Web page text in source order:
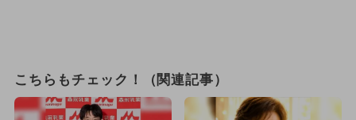
こちらもチェック！（関連記事）